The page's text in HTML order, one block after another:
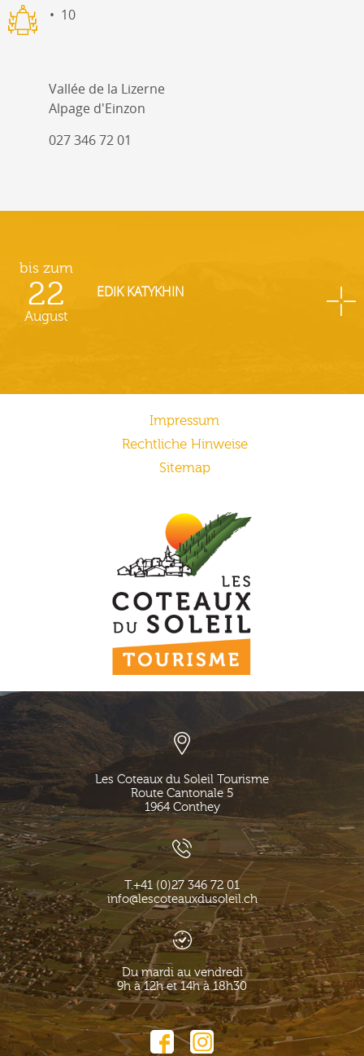
10
Vallée de la Lizerne
Alpage d'Einzon
027 346 72 01
bis zum
22
August
EDIK KATYKHIN
Impressum
Rechtliche Hinweise
Sitemap
Les Coteaux du Soleil Tourisme
Route Cantonale 5
1964 Conthey
T.+41 (0)27 346 72 01
info@lescoteauxdusoleil.ch
Du mardi au vendredi
9h à 12h et 14h à 18h30